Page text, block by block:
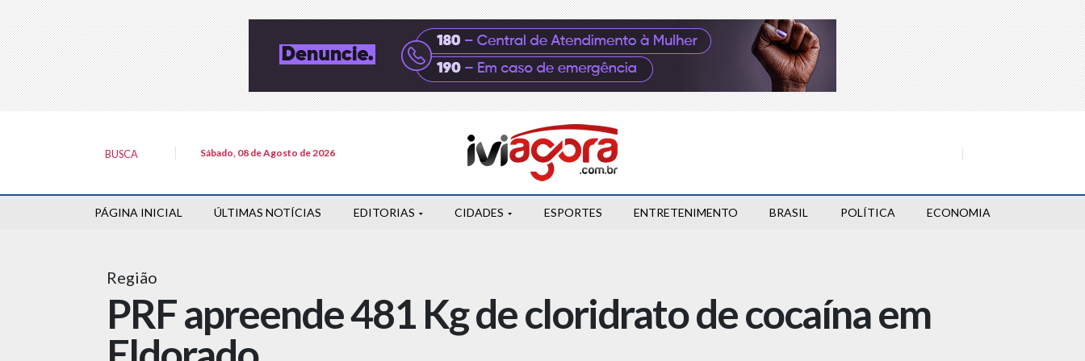
BUSCA Sábado, 08 de Agosto de 2026
PÁGINA INICIAL ÚLTIMAS NOTÍCIAS EDITORIAS CIDADES ESPORTES ENTRETENIMENTO BRASIL POLÍTICA ECONOMIA
Região
PRF apreende 481 Kg de cloridrato de cocaína em